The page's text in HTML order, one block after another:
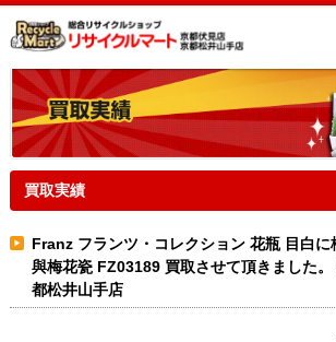
買取実績
Franz フランツ・コレクション 花瓶 目白
與梅花瓷 FZ03189 買取させて頂きました
都松井山手店